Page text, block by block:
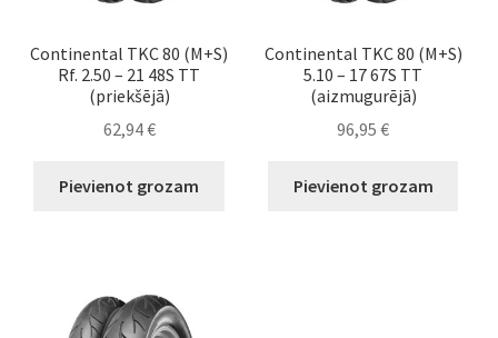
Continental TKC 80 (M+S)
Rf. 2.50 – 21 48S TT
(priekšējā)
62,94€
Pievienot grozam
Continental TKC 80 (M+S)
5.10 – 17 67S TT
(aizmugurējā)
96,95€
Pievienot grozam